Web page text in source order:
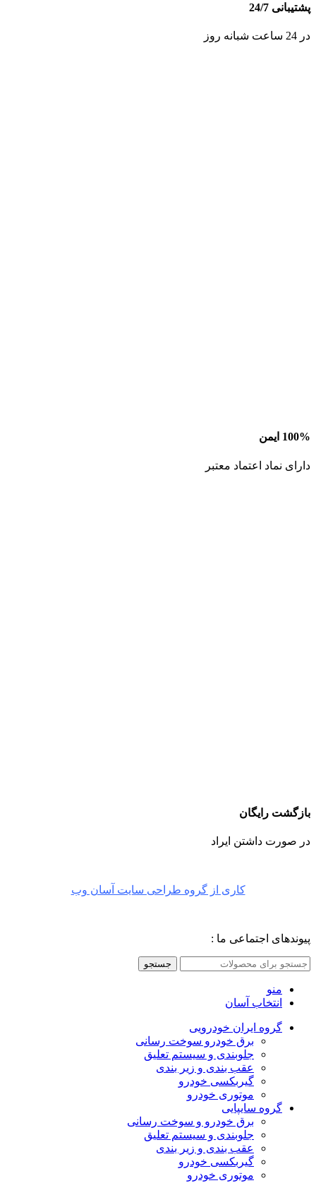
پشتیبانی 24/7
در 24 ساعت شبانه روز
100% ایمن
دارای نماد اعتماد معتبر
بازگشت رایگان
در صورت داشتن ایراد
کاری از گروه طراحی سایت آسان وب
پیوندهای اجتماعی ما :
جستجو
منو
انتخاب آسان
گروه ایران خودرویی
برق خودرو سوخت رسانی
جلوبندی و سیستم تعلیق
عقب بندی و زیر بندی
گیربکسی خودرو
موتوری خودرو
گروه سایپایی
برق خودرو و سوخت رسانی
جلوبندی و سیستم تعلیق
عقب بندی و زیر بندی
گیربکسی خودرو
موتوری خودرو